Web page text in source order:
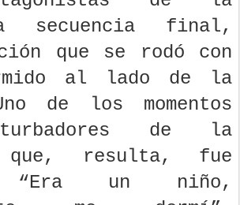
de la
secuencia final,
que se rodó con
al lado de la
de los momentos
de la
que, resulta, fue
“Era un niño,